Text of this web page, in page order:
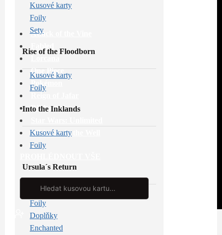
Attack of the Vine
One Piece
Pokémon
Riftbound
Whispers in the Well
Search
Kusové karty
Foily
Sety
Rise of the Floodborn
Kusové karty
Foily
Into the Inklands
Kusové karty
Foily
Ursula´s Return
Kusové karty
Foily
Doplňky
Enchanted